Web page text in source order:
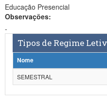
Ministério do Desenvolvimento Regional
Controladoria-Geral da União
Ministério da Mulher, da Família e dos
Educação Presencial
Observações:
-
Tipos de Regime
Nome
SEMESTRAL